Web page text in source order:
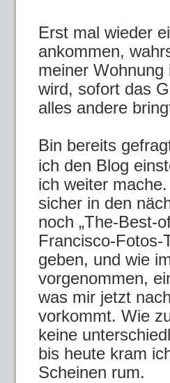
Erst mal wieder
ankommen,
meiner
wird, sofort das
alles andere
Bin bereits
ich den Blog
ich weiter
sicher in den
noch „The-Best-
Francisco-Fotos-
geben, und wie
vorgenommen,
was mir jetzt
vorkommt. Wie
keine
bis heute kram
Scheinen rum.